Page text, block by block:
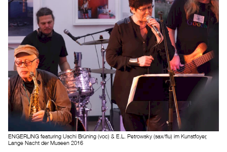
ENGERLING featuring Uschi Brüning (voc) & E.L. Petrowsky (sax/flu) im Kunstfoyer,
Lange Nacht der Museen 2016